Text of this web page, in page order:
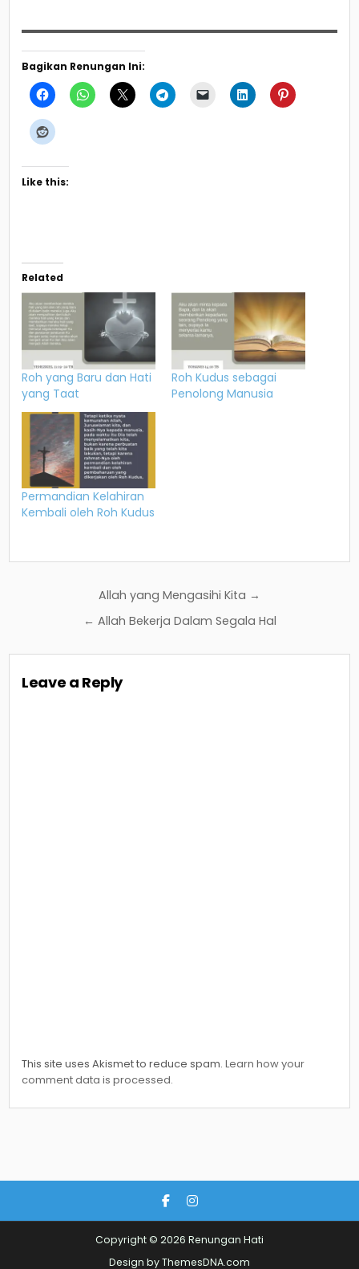
Bagikan Renungan Ini:
Like this:
Related
Roh yang Baru dan Hati
yang Taat
Roh Kudus sebagai
Penolong Manusia
Permandian Kelahiran
Kembali oleh Roh Kudus
navigation
Allah yang Mengasihi Kita →
← Allah Bekerja Dalam Segala Hal
Leave a Reply
This site uses Akismet to reduce spam.Learn how your
comment data is processed.
Copyright © 2026 Renungan Hati
Design by ThemesDNA.com